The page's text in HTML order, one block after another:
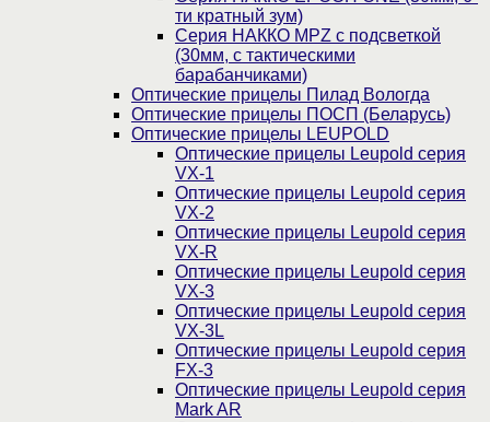
ти кратный зум)
Серия НАККО MPZ с подсветкой
(30мм, c тактическими
барабанчиками)
Оптические прицелы Пилад Вологда
Оптические прицелы ПОСП (Беларусь)
Оптические прицелы LEUPOLD
Оптические прицелы Leupold серия
VX-1
Оптические прицелы Leupold серия
VX-2
Оптические прицелы Leupold серия
VX-R
Оптические прицелы Leupold серия
VX-3
Оптические прицелы Leupold серия
VX-3L
Оптические прицелы Leupold серия
FX-3
Оптические прицелы Leupold серия
Mark AR